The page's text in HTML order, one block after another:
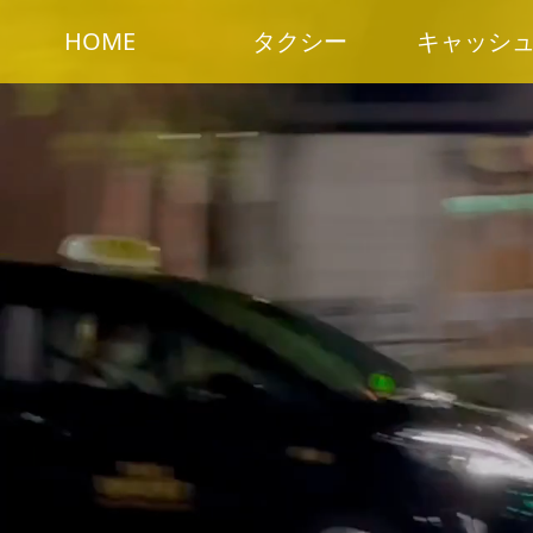
HOME タクシー キャッシ